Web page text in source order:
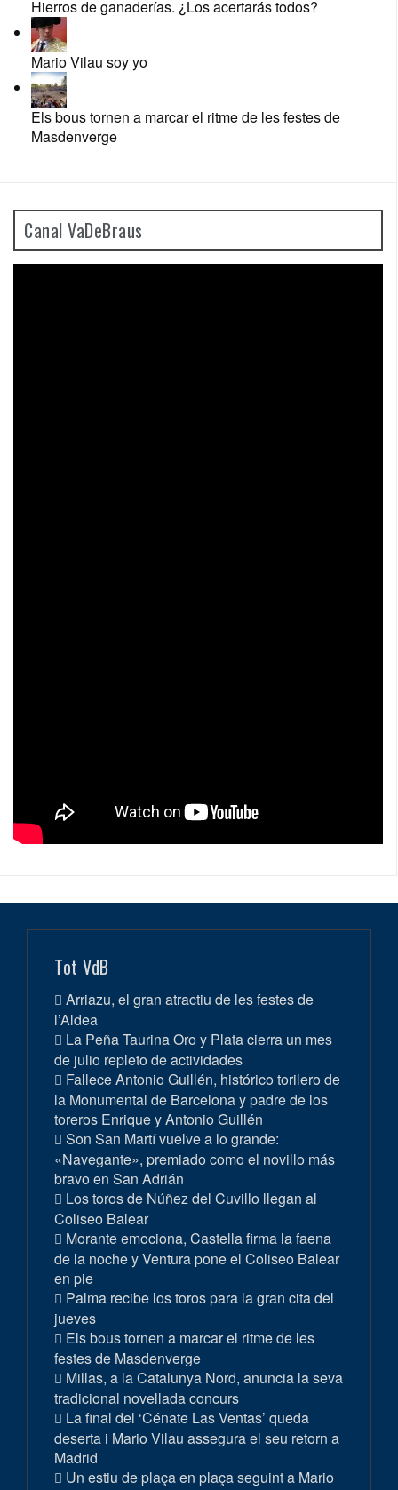
Hierros de ganaderías. ¿Los acertarás todos?
Mario Vilau soy yo
Els bous tornen a marcar el ritme de les festes de
Masdenverge
Canal VaDeBraus
Tot VdB
Arriazu, el gran atractiu de les festes de
l’Aldea
La Peña Taurina Oro y Plata cierra un mes
de julio repleto de actividades
Fallece Antonio Guillén, histórico torilero de
la Monumental de Barcelona y padre de los
toreros Enrique y Antonio Guillén
Son San Martí vuelve a lo grande:
«Navegante», premiado como el novillo más
bravo en San Adrián
Los toros de Núñez del Cuvillo llegan al
Coliseo Balear
Morante emociona, Castella firma la faena
de la noche y Ventura pone el Coliseo Balear
en pie
Palma recibe los toros para la gran cita del
jueves
Els bous tornen a marcar el ritme de les
festes de Masdenverge
Millas, a la Catalunya Nord, anuncia la seva
tradicional novellada concurs
La final del ‘Cénate Las Ventas’ queda
deserta i Mario Vilau assegura el seu retorn a
Madrid
Un estiu de plaça en plaça seguint a Mario